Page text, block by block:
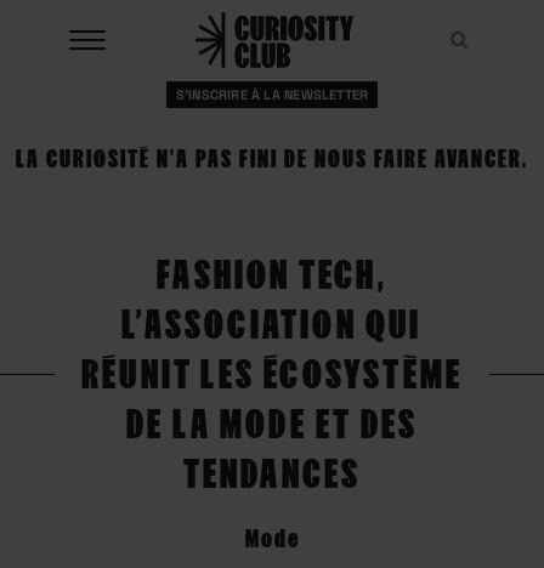
ESHOP
S'INSCRIRE À LA NEWSLETTER
LA CURIOSITÉ N'A PAS FINI DE NOUS FAIRE AVANCER.
FASHION TECH,
L’ASSOCIATION QUI
RÉUNIT LES ÉCOSYSTÈME
DE LA MODE ET DES
TENDANCES
Mode